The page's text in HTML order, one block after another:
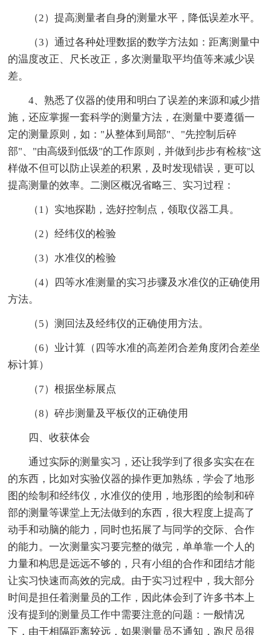
（2）提高测量者自身的测量水平，降低误差水平。
（3）通过各种处理数据的数学方法如：距离测量中
的温度改正、尺长改正，多次测量取平均值等来减少误
差。
4、熟悉了仪器的使用和明白了误差的来源和减少措
施，还应掌握一套科学的测量方法，在测量中要遵循一
定的测量原则，如："从整体到局部"、"先控制后碎
部"、"由高级到低级"的工作原则，并做到步步有检核"这
样做不但可以防止误差的积累，及时发现错误，更可以
提高测量的效率。二测区概况省略三、实习过程：
（1）实地探勘，选好控制点，领取仪器工具。
（2）经纬仪的检验
（3）水准仪的检验
（4）四等水准测量的实习步骤及水准仪的正确使用
方法。
（5）测回法及经纬仪的正确使用方法。
（6）业计算（四等水准的高差闭合差角度闭合差坐
标计算）
（7）根据坐标展点
（8）碎步测量及平板仪的正确使用
四、收获体会
通过实际的测量实习，还让我学到了很多实实在在
的东西，比如对实验仪器的操作更加熟练，学会了地形
图的绘制和经纬仪，水准仪的使用，地形图的绘制和碎
部的测量等课堂上无法做到的东西，很大程度上提高了
动手和动脑的能力，同时也拓展了与同学的交际、合作
的能力。一次测量实习要完整的做完，单单靠一个人的
力量和构思是远远不够的，只有小组的合作和团结才能
让实习快速而高效的完成。由于实习过程中，我大部分
时间是担任着测量员的工作，因此体会到了许多书本上
没有提到的测量员工作中需要注意的问题：一般情况
下，由于相隔距离较远，如果测量员不通知，跑尺员很